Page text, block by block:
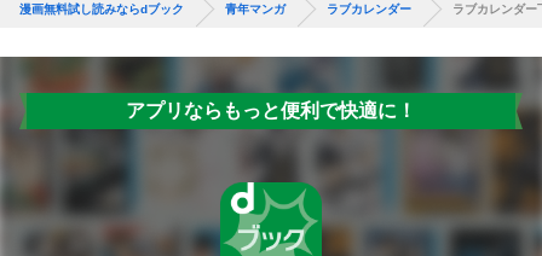
漫画無料試し読みならdブック 青年マンガ ラブカレンダー ラブカレンダー
アプリならもっと便利で快適に！